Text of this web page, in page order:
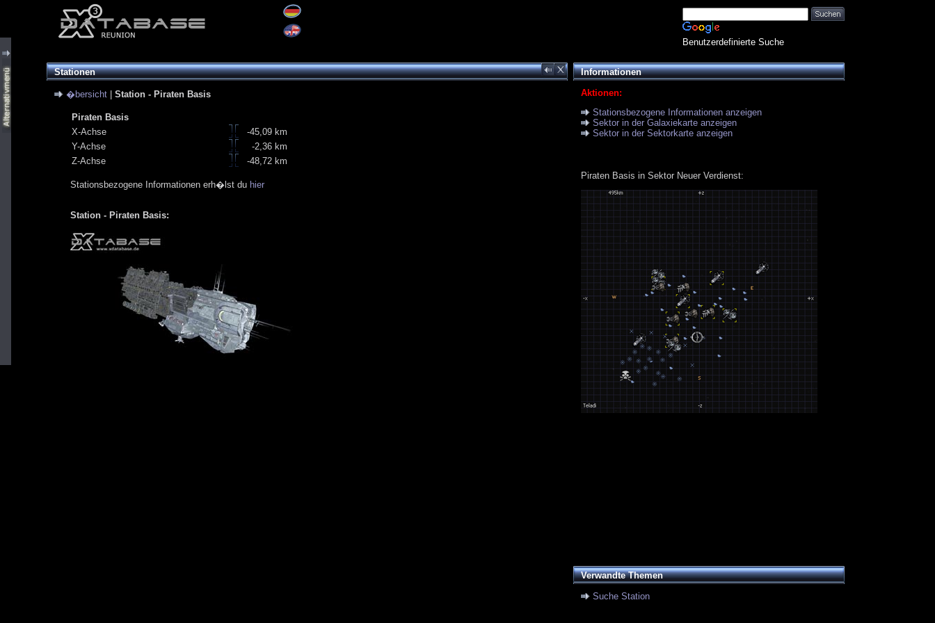
Benutzerdefinierte Suche
Stationen
�bersicht Station - Piraten Basis
Piraten Basis
X-Achse
-45,09 km
Y-Achse
-2,36 km
Z-Achse
-48,72 km
Stationsbezogene Informationen erh�lst du hier
Station - Piraten Basis:
Informationen
Aktionen:
Stationsbezogene Informationen anzeigen
Sektor in der Galaxiekarte anzeigen
Sektor in der Sektorkarte anzeigen
Piraten Basis in Sektor Neuer Verdienst:
Verwandte Themen
Suche Station